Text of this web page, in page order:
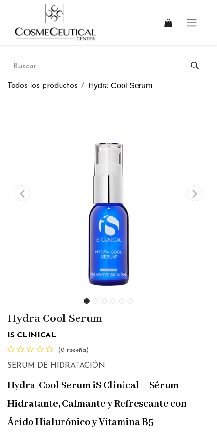
Todos los productos Hydra Cool Serum
Hydra Cool Serum
IS CLINICAL
(0 reseña)
SERUM DE HIDRATACIÓN
Hydra-Cool Serum iS Clinical – Sérum
Hidratante, Calmante y Refrescante con
Ácido Hialurónico y Vitamina B5